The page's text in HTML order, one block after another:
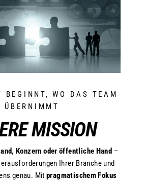
BEGINNT, WO DAS TEAM
ÜBERNIMMT
MISSION
Konzern oder öffentliche Hand –
Ihrer Branche und
genau. Mitpragmatischem Fokus